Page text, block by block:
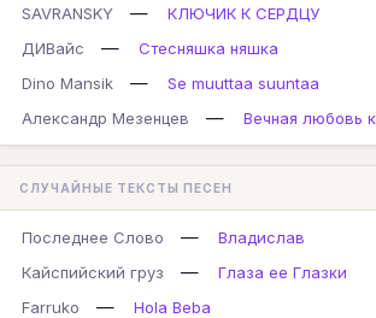
SAVRANSKY
—
КЛЮЧИК К СЕРДЦУ
ДИВайс
—
Стесняшка няшка
Dino Mansik
—
Se muuttaa suuntaa
Александр Мезенцев
— Вечная любовь
СЛУЧАЙНЫЕ ТЕКСТЫ ПЕСЕН
Последнее Слово —
Владислав
Кайспийский груз
—
Глаза ее Глазки
Farruko
—
Hola Beba